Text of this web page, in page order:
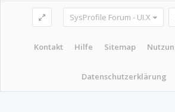
SysProfile Forum - UI.X
Kontakt Hilfe Sitemap
Datenschutzerklärung